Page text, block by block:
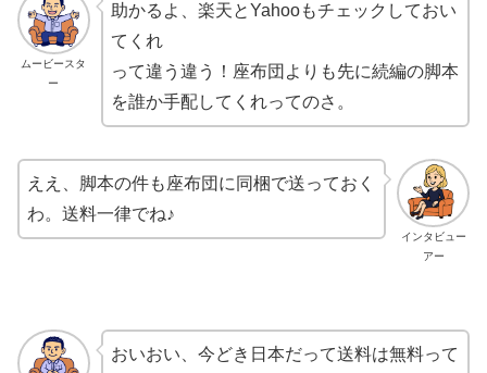
ムービースタ
ー
助かるよ、楽天とYahooもチェックしておい
てくれ
って違う違う！座布団よりも先に続編の脚本
を誰か手配してくれってのさ。
インタビュー
アー
ええ、脚本の件も座布団に同梱で送っておく
わ。送料一律でね♪
おいおい、今どき日本だって送料は無料って